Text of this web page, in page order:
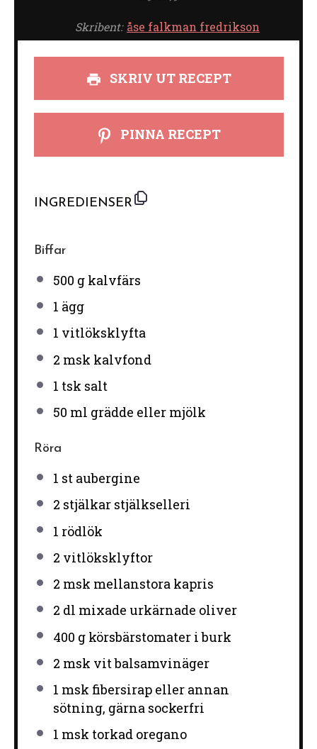
Skribent: åse falkman fredrikson
SKRIV UT RECEPT
PINNA RECEPT
INGREDIENSER
Biffar
500 gkalvfärs
1 ägg
1 vitlöksklyfta
2 msk kalvfond
1 tsk salt
50 ml grädde eller mjölk
Röra
1 st aubergine
2 stjälkar stjälkselleri
1 rödlök
2 vitlöksklyftor
2 msk mellanstora kapris
2 dl mixade urkärnade oliver
400 gkörsbärstomater i burk
2 msk vit balsamvinäger
1 msk fibersirap eller annan
sötning, gärna sockerfri
1 msk torkad oregano